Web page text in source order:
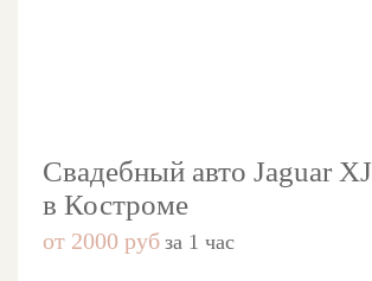
Свадебный авто Jaguar XJ
в Костроме
от 2000 руб за 1 час